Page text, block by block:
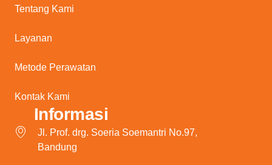
Tentang Kami
Layanan
Metode Perawatan
Kontak Kami
Informasi
Jl. Prof. drg. Soeria Soemantri No.97,
Bandung